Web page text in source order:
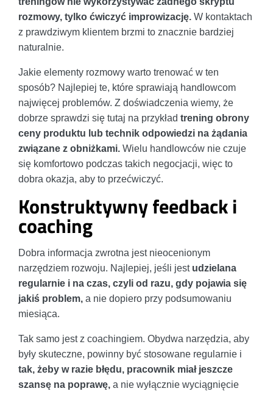
rozmowy, tylko ćwiczyć improwizację. W kontaktach
z prawdziwym klientem brzmi to znacznie bardziej
naturalnie.
Jakie elementy rozmowy warto trenować w ten
sposób? Najlepiej te, które sprawiają handlowcom
najwięcej problemów. Z doświadczenia wiemy, że
dobrze sprawdzi się tutaj na przykład trening obrony
ceny produktu lub technik odpowiedzi na żądania
związane z obniżkami. Wielu handlowców nie czuje
się komfortowo podczas takich negocjacji, więc to
dobra okazja, aby to przećwiczyć.
Konstruktywny feedback i
coaching
Dobra informacja zwrotna jest nieocenionym
narzędziem rozwoju. Najlepiej, jeśli jest udzielana
regularnie i na czas, czyli od razu, gdy pojawia się
jakiś problem, a nie dopiero przy podsumowaniu
miesiąca.
Tak samo jest z coachingiem. Obydwa narzędzia, aby
były skuteczne, powinny być stosowane regularnie i
tak, żeby w razie błędu, pracownik miał jeszcze
szansę na poprawę, a nie wyłącznie wyciągnięcie